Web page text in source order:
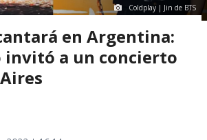
Coldplay | Jin de BTS
en Argentina:
invitó a un concierto